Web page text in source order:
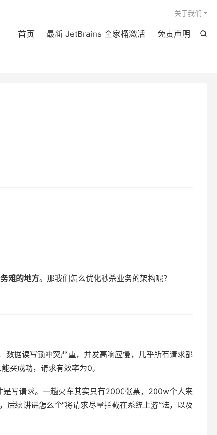

首页 最新 JetBrains 全家桶激活 免责声明
关于我们
难的地方。那我们怎么优化秒杀业务的架构呢？
据读写锁冲突严重，并发高响应慢，几乎所有请求都
买成功，请求有效率为0。
写请求。一趟火车其实只有2000张票，200w个人来
续讲讲怎么个“将请求尽量拦截在系统上游”法，以及